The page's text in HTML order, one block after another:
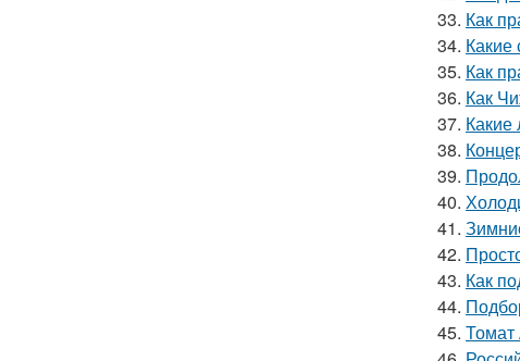
33. Как
34. Какие
35. Как
36. Как
37.
38.
39.
40.
41.
42.
43. Как
44.
45. Томат